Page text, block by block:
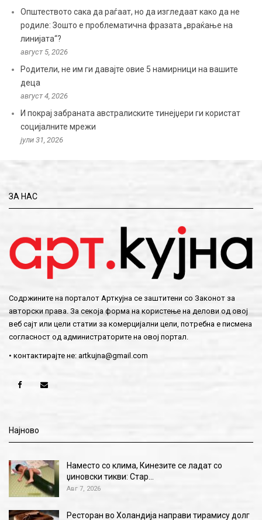
Општеството сака да раѓаат, но да изгледаат како да не
родиле: Зошто е проблематична фразата „враќање на
линијата“?
август 5, 2026
Родители, не им ги давајте овие 5 намирници на вашите
деца
август 4, 2026
И покрај забраната австралиските тинејџери ги користат
социјалните мрежи
јули 31, 2026
ЗА НАС
Содржините на порталот Арткујна се заштитени со Законот за
авторски права. За секоја форма на користење на делови од овој
веб сајт или цели статии за комерцијални цели, потребна е писмена
согласност од администраторите на овој портал.
• контактирајте не: artkujna@gmail.com
Најново
Наместо со клима, Кинезите се ладат со
џиновски тикви: Стар…
Авг 7, 2026
Ресторан во Холандија направи тирамису долг